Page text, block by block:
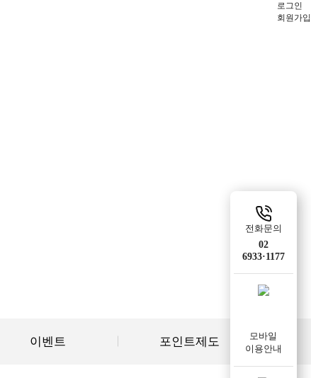
전화문의
02
6933·1177
모바일
이용안내
로그인
회원가입
이벤트 포인트제도